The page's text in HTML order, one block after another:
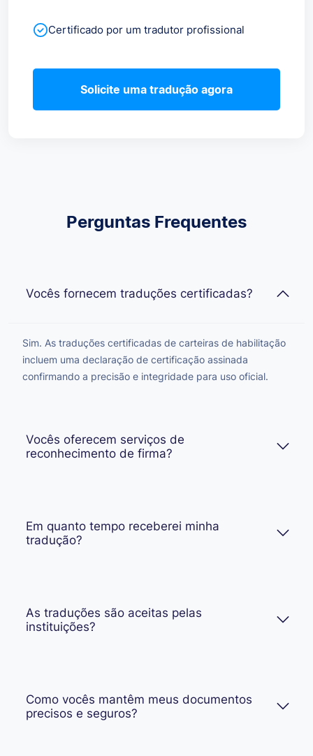
Certificado por um tradutor profissional
Solicite uma tradução agora
Perguntas Frequentes
Vocês fornecem traduções certificadas?
Sim. As traduções certificadas de carteiras de habilitação
incluem uma declaração de certificação assinada
confirmando a precisão e integridade para uso oficial.
Vocês oferecem serviços de
reconhecimento de firma?
Em quanto tempo receberei minha
tradução?
As traduções são aceitas pelas
instituições?
Como vocês mantêm meus documentos
precisos e seguros?